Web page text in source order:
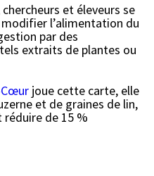
et éleveurs se
l’alimentation du
par des
extraits de plantes ou
joue cette carte, elle
et de graines de lin,
de 15 %